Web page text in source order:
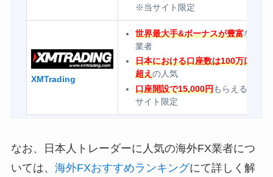
※当サイト限定
XMTrading
世界最大手&ボーナスが豊富なFX
業者
日本における口座数は100万口座
超えの人気
口座開設で15,000円もらえる※当
サイト限定
なお、日本人トレーダーに人気の海外FX業者につ
いては、 海外FXおすすめランキングにて詳しく解